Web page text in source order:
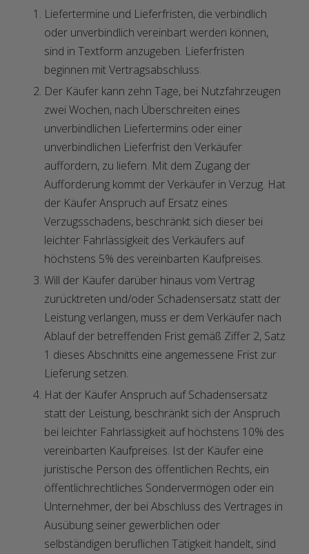
Liefertermine und Lieferfristen, die verbindlich
oder unverbindlich vereinbart werden können,
sind in Textform anzugeben. Lieferfristen
beginnen mit Vertragsabschluss.
Der Käufer kann zehn Tage, bei Nutzfahrzeugen
zwei Wochen, nach Überschreiten eines
unverbindlichen Liefertermins oder einer
unverbindlichen Lieferfrist den Verkäufer
auffordern, zu liefern. Mit dem Zugang der
Aufforderung kommt der Verkäufer in Verzug. Hat
der Käufer Anspruch auf Ersatz eines
Verzugsschadens, beschränkt sich dieser bei
leichter Fahrlässigkeit des Verkäufers auf
höchstens 5% des vereinbarten Kaufpreises.
Will der Käufer darüber hinaus vom Vertrag
zurücktreten und/oder Schadensersatz statt der
Leistung verlangen, muss er dem Verkäufer nach
Ablauf der betreffenden Frist gemäß Ziffer 2, Satz
1 dieses Abschnitts eine angemessene Frist zur
Lieferung setzen.
Hat der Käufer Anspruch auf Schadensersatz
statt der Leistung, beschränkt sich der Anspruch
bei leichter Fahrlässigkeit auf höchstens 10% des
vereinbarten Kaufpreises. Ist der Käufer eine
juristische Person des öffentlichen Rechts, ein
öffentlichrechtliches Sondervermögen oder ein
Unternehmer, der bei Abschluss des Vertrages in
Ausübung seiner gewerblichen oder
selbständigen beruflichen Tätigkeit handelt, sind